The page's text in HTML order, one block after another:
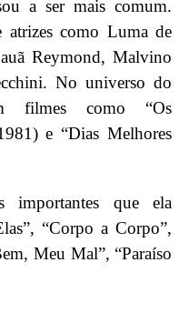
a ser mais comum.
atrizes como Luma de
Reymond, Malvino
No universo do
filmes como “Os
e “Dias Melhores
importantes que ela
“Corpo a Corpo”,
Meu Mal”, “Paraíso